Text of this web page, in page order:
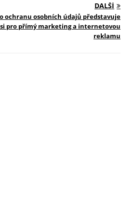
DALŠÍ
ochranu osobních údajů představuje
pro přímý marketing a internetovou
reklamu